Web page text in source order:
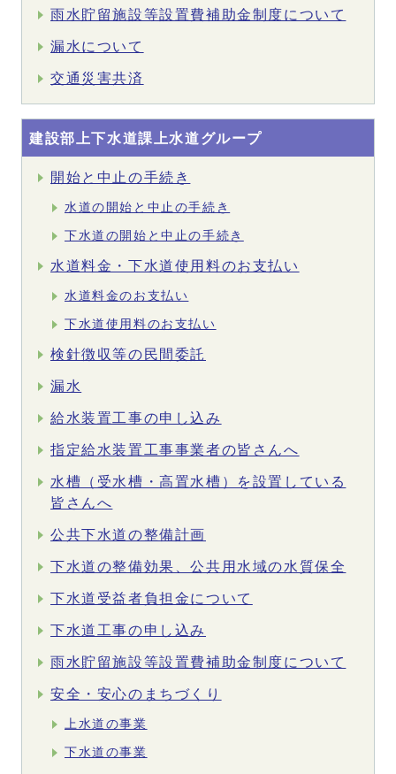
雨水貯留施設等設置費補助金制度について
漏水について
交通災害共済
建設部上下水道課上水道グループ
開始と中止の手続き
水道の開始と中止の手続き
下水道の開始と中止の手続き
水道料金・下水道使用料のお支払い
水道料金のお支払い
下水道使用料のお支払い
検針徴収等の民間委託
漏水
給水装置工事の申し込み
指定給水装置工事事業者の皆さんへ
水槽（受水槽・高置水槽）を設置している
皆さんへ
公共下水道の整備計画
下水道の整備効果、公共用水域の水質保全
下水道受益者負担金について
下水道工事の申し込み
雨水貯留施設等設置費補助金制度について
安全・安心のまちづくり
上水道の事業
下水道の事業